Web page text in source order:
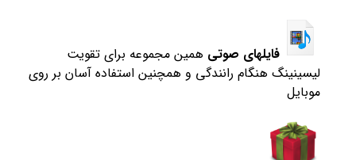
فایلهای صوتی همین مجموعه برای تقویت
لیسینینگ هنگام رانندگی و همچنین استفاده آسان بر روی
موبایل